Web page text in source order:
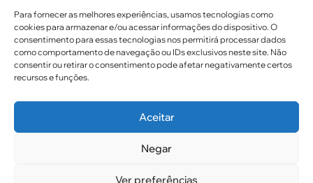
Para fornecer as melhores experiências, usamos tecnologias como
cookies para armazenar e/ou acessar informações do dispositivo. O
consentimento para essas tecnologias nos permitirá processar dados
como comportamento de navegação ou IDs exclusivos neste site. Não
consentir ou retirar o consentimento pode afetar negativamente certos
recursos e funções.
Aceitar
Negar
Ver preferências
Links úteis
Certidão de Quitação Eleitoral
Parceiros CREF16